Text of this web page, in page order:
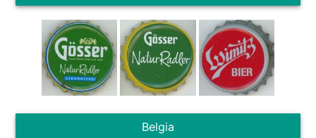
Belgia